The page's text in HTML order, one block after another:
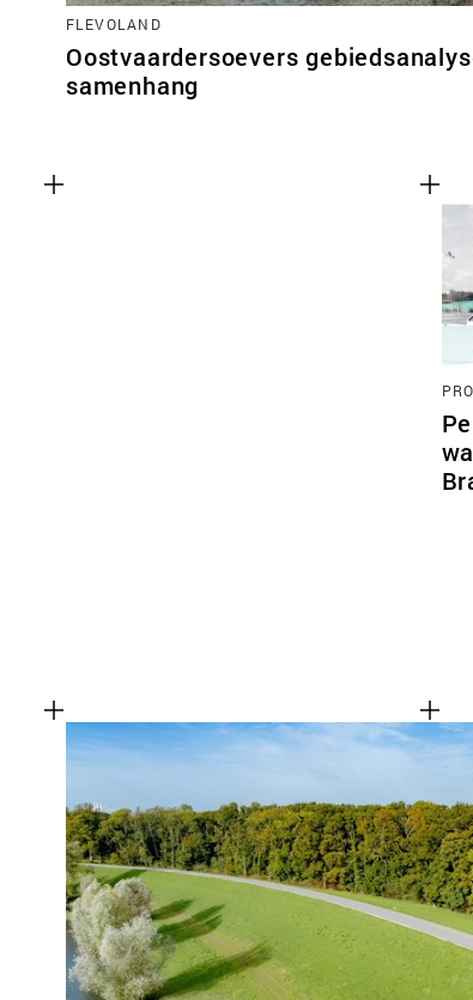
FLEVOLAND
Oostvaardersoevers
samenhang